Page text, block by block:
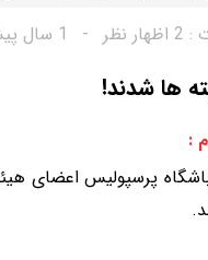
: 2 اظهار نظر - 1 سال پیش
ها شدند!
:
باشگاه پرسپولیس اعضای